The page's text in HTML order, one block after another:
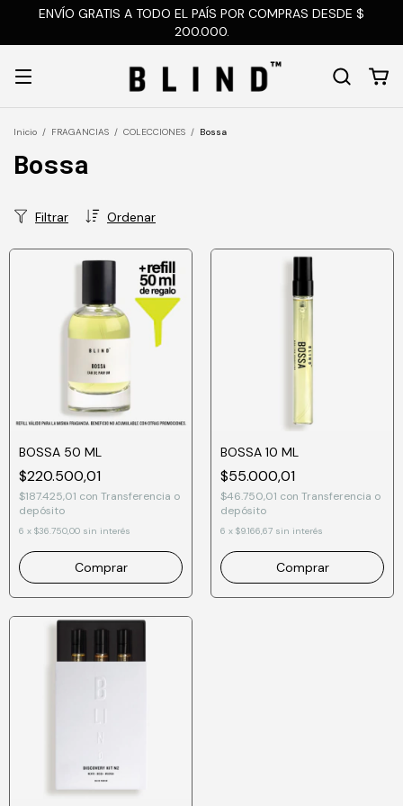
ENVÍO GRATIS A TODO EL PAÍS POR COMPRAS DESDE $
200.000.
Inicio / FRAGANCIAS / COLECCIONES / Bossa
Bossa
Ordenar
Filtrar
BOSSA 50 ML
$220.500,01
$187.425,01 con Transferencia o
depósito
6 x $36.750,00 sin interés
Comprar
BOSSA 10 ML
$55.000,01
$46.750,01 con Transferencia o
depósito
6 x $9.166,67 sin interés
Comprar